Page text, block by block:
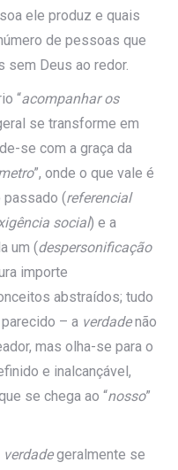
ele produz e quais
de pessoas que
sem Deus ao redor.
“acompanhar os
se transforme em
se com a graça da
”, onde o que vale é
passado (referencial
social) e a
um (despersonificação
importe
abstraídos; tudo
– a verdadenão
mas olha-se para o
e inalcançável,
se chega ao “nosso”
verdadegeralmente se